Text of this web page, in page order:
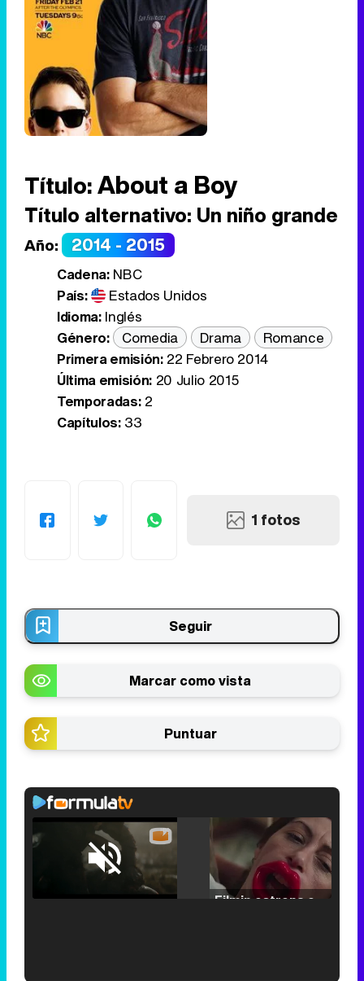
Título:About a Boy
Título alternativo: Un niño grande
Año: 2014 - 2015
Cadena:NBC
País:
Estados Unidos
Idioma: Inglés
Género:
Comedia Drama
Romance
Primera emisión:22 Febrero 2014
Última emisión:20 Julio 2015
Temporadas:2
Capítulos:33
1 fotos
Seguir
Marcar como vista
Puntuar
Unmute /